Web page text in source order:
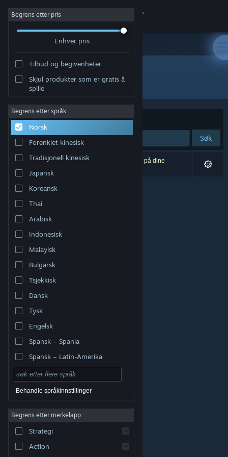
Logg inn
Om
Kundestøtte
Bytt språk
Skaff deg Steam-appen på mobil
Vis skrivebordsversjon
© Valve Corporation. Alle rettigheter reservert. Alle
Retningslinjer for personvern
Tilgjengelighet
|Steams abonnementsavtale
Refusjoner
Begrens etter pris
Enhver pris
Tilbud og begivenheter
Skjul produkter som er gratis å
spille
Begrens etter språk
Norsk
Forenklet kinesisk
Tradisjonell kinesisk
Japansk
Koreansk
Thai
Arabisk
Indonesisk
Malayisk
Bulgarsk
Tsjekkisk
Dansk
Tysk
Engelsk
Spansk – Spania
Spansk – Latin-Amerika
Behandle språkinnstillinger
Begrens etter merkelapp
Strategi
Action
Utvikler: Stratosphereoff
Sorter etter Relevans
Søk
0 treff på søket. 1 produkt er blitt utelukket basert på dine
innstillinger.